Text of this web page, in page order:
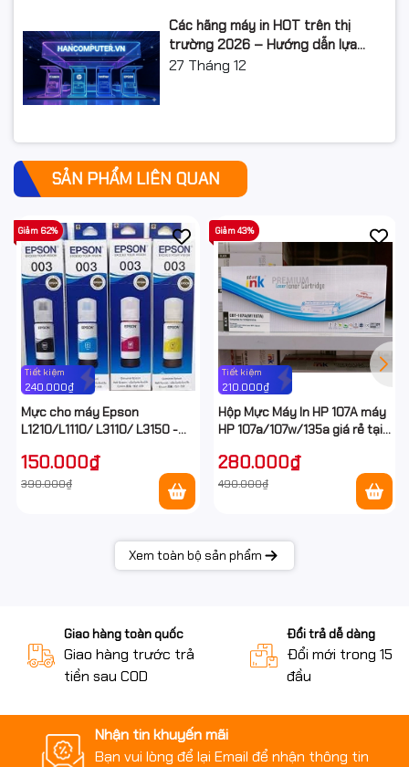
Các hãng máy in HOT trên thị
trường 2026 – Hướng dẫn lựa
chọn và so sánh chi tiết
27 Tháng 12
SẢN PHẨM LIÊN QUAN
Tiết kiệm
240.000₫
Giảm 62%
Mực cho máy Epson
L1210/L1110/ L3110/ L3150 -
150.000₫
390.000₫
Tiết kiệm
210.000₫
Giảm 43%
Hộp Mực Máy In HP 107A máy
HP 107a/107w/135a giá rẻ tại
280.000₫
490.000₫
Xem toàn bộ sản phẩm
Giao hàng toàn quốc
Giao hàng trước trả
tiền sau COD
Đổi trả dễ dàng
Đổi mới trong 15
đầu
Nhận tin khuyến mãi
Bạn vui lòng để lại Email để nhận thông tin